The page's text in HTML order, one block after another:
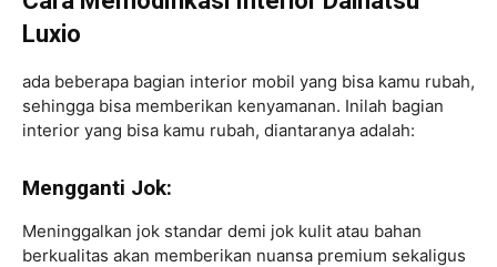
Luxio
ada beberapa bagian interior mobil yang bisa kamu rubah,
sehingga bisa memberikan kenyamanan. Inilah bagian
interior yang bisa kamu rubah, diantaranya adalah:
Mengganti Jok:
Meninggalkan jok standar demi jok kulit atau bahan
berkualitas akan memberikan nuansa premium sekaligus